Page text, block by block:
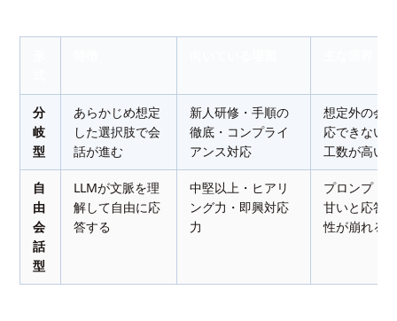
分
岐
型
あらかじめ想定
した選択肢で会
話が進む
新人研修・手順の
徹底・コンプライ
アンス対応
想定外の会
応できない
工数が高い
自
由
会
話
型
LLMが文脈を理
解して自由に応
答する
中堅以上・ヒアリ
ング力・即興対応
力
プロンプト
甘いと応答
性が崩れる